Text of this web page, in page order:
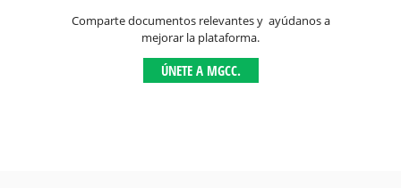
Comparte documentos relevantes y ayúdanos a
mejorar la plataforma.
ÚNETE A MGCC.